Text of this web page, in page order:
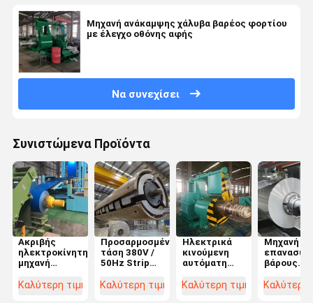
Μηχανή ανάκαμψης χάλυβα βαρέος φορτίου
με έλεγχο οθόνης αφής
Να συνεχίσει
Συνιστώμενα Προϊόντα
Ακριβής
ηλεκτροκίνητη
μηχανή
αλουμινίου
Καλύτερη τιμή
Προσαρμοσμένη
τάση 380V /
50Hz Strip
Machine για
Καλύτερη τιμή
Ηλεκτρικά
κινούμενη
αυτόματη
περιστροφής
Καλύτερη τιμή
Μηχανή
βάρους
με
Καλύτερη